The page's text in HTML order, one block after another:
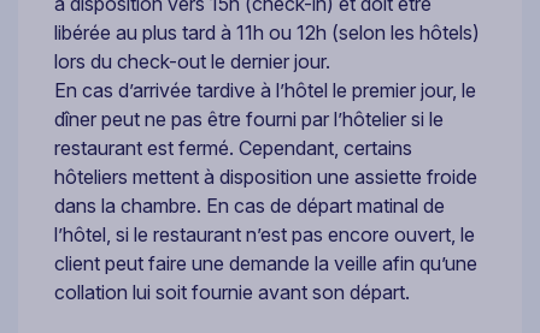
libérée au plus tard à 11h ou 12h (selon les hôtels)
lors du check-out le dernier jour.
En cas d’arrivée tardive à l’hôtel le premier jour, le
dîner peut ne pas être fourni par l’hôtelier si le
restaurant est fermé. Cependant, certains
hôteliers mettent à disposition une assiette froide
dans la chambre. En cas de départ matinal de
l’hôtel, si le restaurant n’est pas encore ouvert, le
client peut faire une demande la veille afin qu’une
collation lui soit fournie avant son départ.